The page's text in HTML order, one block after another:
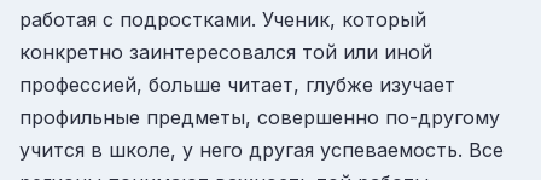
работая с подростками. Ученик, который
конкретно заинтересовался той или иной
профессией, больше читает, глубже изучает
профильные предметы, совершенно по-другому
учится в школе, у него другая успеваемость. Все